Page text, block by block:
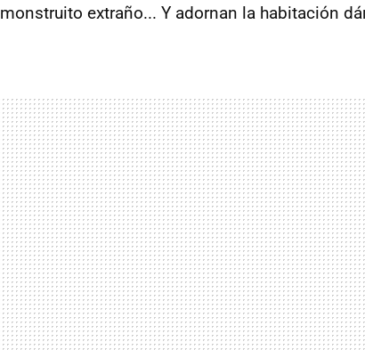
monstruito extraño... Y adornan la habitación